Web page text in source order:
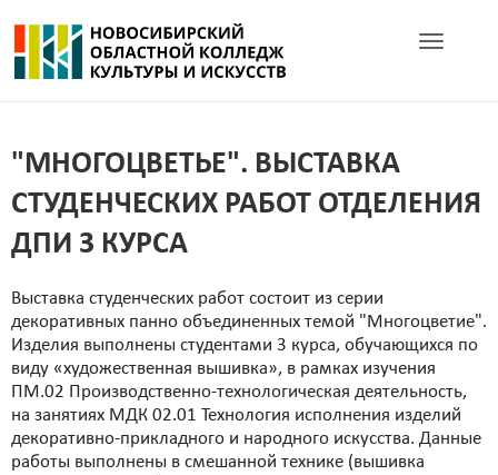
Toggle
"МНОГОЦВЕТЬЕ". ВЫСТАВКА
СТУДЕНЧЕСКИХ РАБОТ ОТДЕЛЕНИЯ
ДПИ 3 КУРСА
Выставка студенческих работ состоит из серии
декоративных панно объединенных темой "Многоцветие".
Изделия выполнены студентами 3 курса, обучающихся по
виду «художественная вышивка», в рамках изучения
ПМ.02 Производственно-технологическая деятельность,
на занятиях МДК 02.01 Технология исполнения изделий
декоративно-прикладного и народного искусства. Данные
работы выполнены в смешанной технике (вышивка